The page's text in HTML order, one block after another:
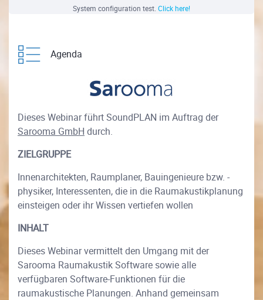
System configuration test. Click here!
Agenda
Dieses Webinar führt SoundPLAN im Auftrag der
Sarooma GmbH durch.
ZIELGRUPPE
Innenarchitekten, Raumplaner, Bauingenieure bzw. -
physiker, Interessenten, die in die Raumakustikplanung
einsteigen oder ihr Wissen vertiefen wollen
INHALT
Dieses Webinar vermittelt den Umgang mit der
Sarooma Raumakustik Software sowie alle
verfügbaren Software-Funktionen für die
raumakustische Planungen. Anhand gemeinsam